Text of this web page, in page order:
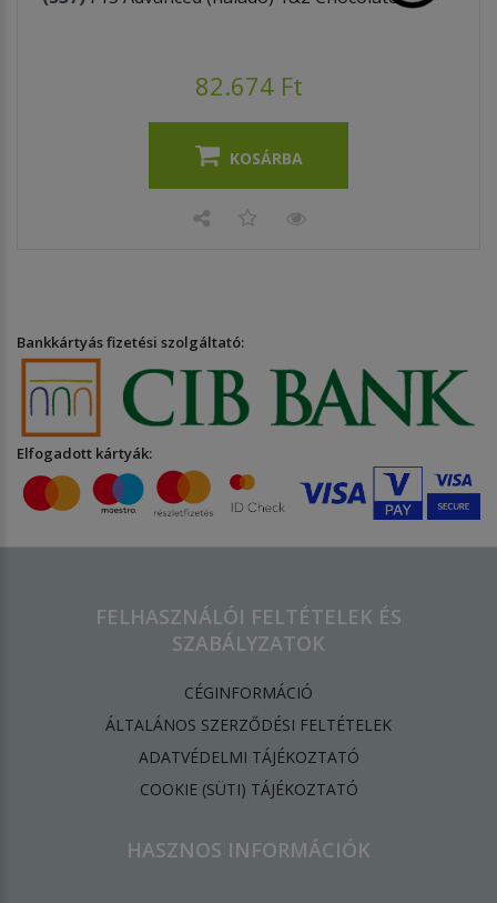
82.674 Ft
KOSÁRBA
Bankkártyás fizetési szolgáltató:
Elfogadott kártyák:
FELHASZNÁLÓI FELTÉTELEK ÉS
SZABÁLYZATOK
CÉGINFORMÁCIÓ
ÁLTALÁNOS SZERZŐDÉSI FELTÉTELEK
ADATVÉDELMI TÁJÉKOZTATÓ
​COOKIE (SÜTI) TÁJÉKOZTATÓ
HASZNOS INFORMÁCIÓK